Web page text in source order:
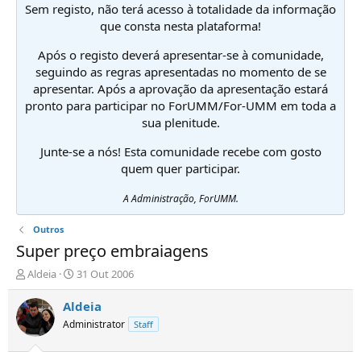
Sem registo, não terá acesso à totalidade da informação
que consta nesta plataforma!
Após o registo deverá apresentar-se à comunidade,
seguindo as regras apresentadas no momento de se
apresentar. Após a aprovação da apresentação estará
pronto para participar no ForUMM/For-UMM em toda a
sua plenitude.
Junte-se a nós! Esta comunidade recebe com gosto
quem quer participar.
A Administração, ForUMM.
Outros
Super preço embraiagens
I
n
i
c
i
Aldeia
D
a
t
d
31 Out 2006
Aldeia
Administrator Staff